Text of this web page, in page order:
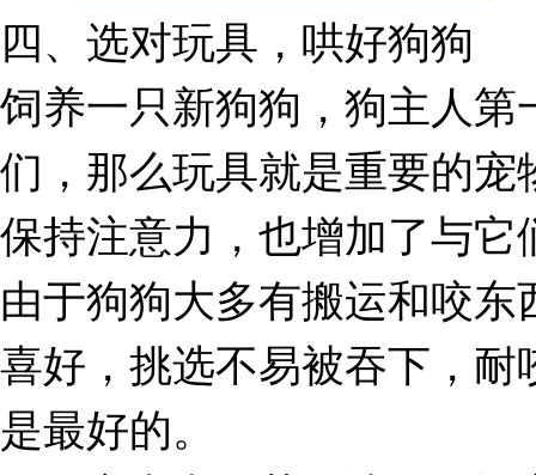
四、选对玩具，哄好狗狗
饲养一只新狗狗，狗主人
们，那么玩具就是重要的
保持注意力，也增加了与
由于狗狗大多有搬运和咬
喜好，挑选不易被吞下，
是最好的。